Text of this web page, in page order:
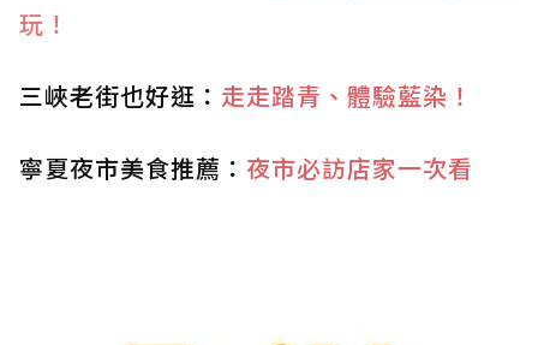
玩！
三峽老街也好逛： 走走踏青、體驗藍染！
寧夏夜市美食推薦： 夜市必訪店家一次看